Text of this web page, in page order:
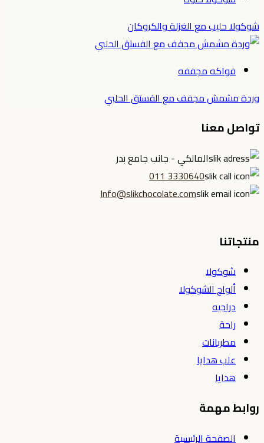
شوكولا حليب مع الغزلة والكروكان
فواكه مجففه
وردة مشمش مجفف مع الفستق الحلبي
تواصل معنا
المالكي - جانب جامع بدر
3330640 011
Info@slikchocolate.com
منتجاتنا
شوكولا
ألواح الشوكولا
دراجيه
راحة
مطربانات
علب هدايا
هدايا
روابط مهمة
الصفحة الرئيسية